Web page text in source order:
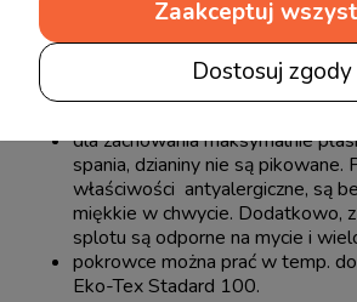
drugą stronę.
materac ma do wyboru świetnej
gramaturze 320g, pokrowiec z
bawełna (50%), lekkie włókna
dla zachowania maksymalnie
spania, dzianiny nie są pikowane.
właściwości antyalergiczne, są
miękkie w chwycie. Dodatkowo,
splotu są odporne na mycie i
pokrowce można prać w temp.
Eko-Tex Stadard 100.
Dostosuj zgody
Zaakceptuj